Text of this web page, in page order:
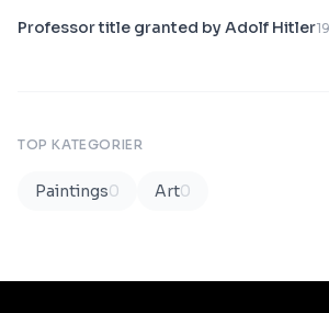
Professor title granted by Adolf Hitler
TOP KATEGORIER
Paintings0 Art0